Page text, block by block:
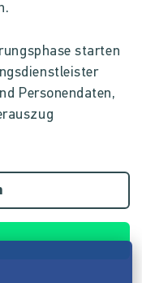
starten
Personendaten,